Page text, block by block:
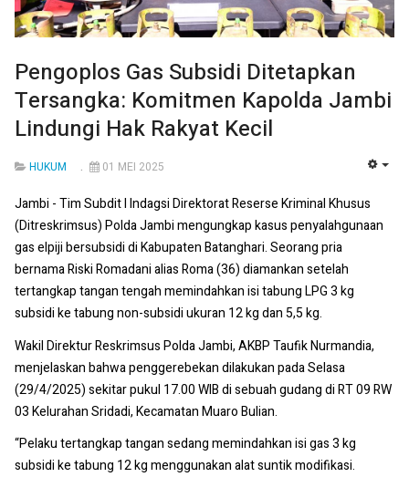
Pengoplos Gas Subsidi Ditetapkan
Tersangka: Komitmen Kapolda Jambi
Lindungi Hak Rakyat Kecil
HUKUM 01 MEI 2025
Jambi - Tim Subdit I Indagsi Direktorat Reserse Kriminal Khusus
(Ditreskrimsus) Polda Jambi mengungkap kasus penyalahgunaan
gas elpiji bersubsidi di Kabupaten Batanghari. Seorang pria
bernama Riski Romadani alias Roma (36) diamankan setelah
tertangkap tangan tengah memindahkan isi tabung LPG 3 kg
subsidi ke tabung non-subsidi ukuran 12 kg dan 5,5 kg.
Wakil Direktur Reskrimsus Polda Jambi, AKBP Taufik Nurmandia,
menjelaskan bahwa penggerebekan dilakukan pada Selasa
(29/4/2025) sekitar pukul 17.00 WIB di sebuah gudang di RT 09 RW
03 Kelurahan Sridadi, Kecamatan Muaro Bulian.
“Pelaku tertangkap tangan sedang memindahkan isi gas 3 kg
subsidi ke tabung 12 kg menggunakan alat suntik modifikasi.